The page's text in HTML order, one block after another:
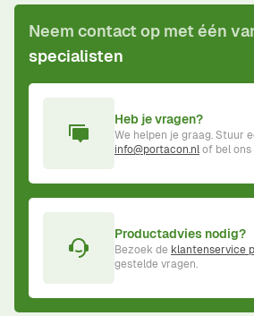
Neem contact op met één
specialisten
Heb je vragen?
We helpen je graag. Stuur
info@portacon.nlof bel ons
Productadvies nodig?
Bezoek de klantenservice
gestelde vragen.